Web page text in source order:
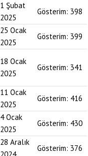
1 Şubat
2025
Gösterim: 398
25 Ocak
2025
Gösterim: 399
18 Ocak
2025
Gösterim: 341
11 Ocak
2025
Gösterim: 416
4 Ocak
2025
Gösterim: 430
28 Aralık
Gösterim: 376